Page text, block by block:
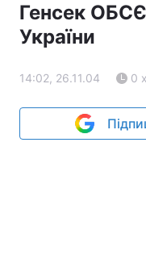
Генсек
України
14:02, 26.11.04 0